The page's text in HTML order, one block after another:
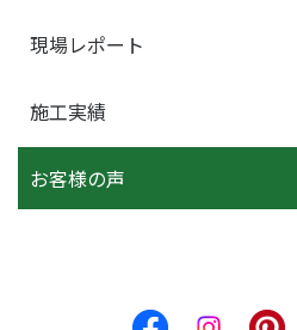
現場レポート
施工実績
お客様の声